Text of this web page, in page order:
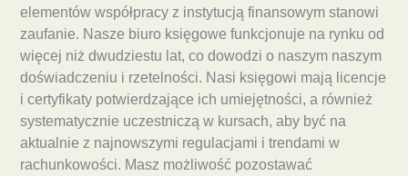
elementów współpracy z instytucją finansowym stanowi
zaufanie. Nasze biuro księgowe funkcjonuje na rynku od
więcej niż dwudziestu lat, co dowodzi o naszym naszym
doświadczeniu i rzetelności. Nasi księgowi mają licencje
i certyfikaty potwierdzające ich umiejętności, a również
systematycznie uczestniczą w kursach, aby być na
aktualnie z najnowszymi regulacjami i trendami w
rachunkowości. Masz możliwość pozostawać